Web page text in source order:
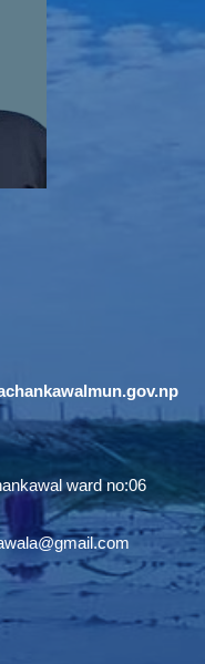
ward no:06